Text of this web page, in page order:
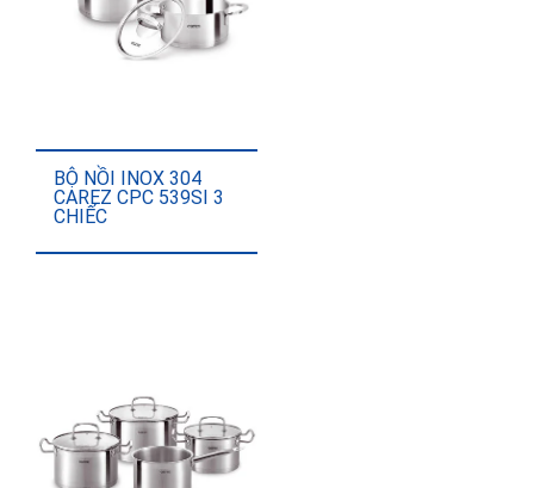
BỘ NỒI INOX 304
CAREZ CPC 539SI 3
CHIẾC